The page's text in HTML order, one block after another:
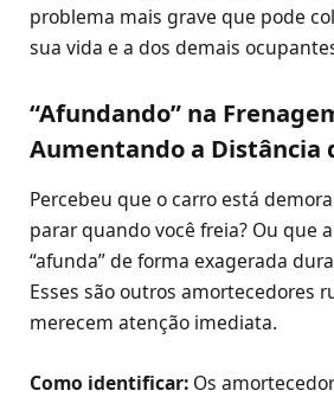
problema mais grave que pode
sua vida e a dos demais
“Afundando” na
Aumentando a Distância
Percebeu que o carro está
parar quando você freia? Ou que
“afunda” de forma exagerada
Esses são outros amortecedores
merecem atenção imediata.
Como identificar: Os